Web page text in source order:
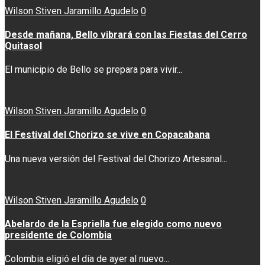
Wilson Stiven Jaramillo Agudelo 0
Desde mañana, Bello vibrará con las Fiestas del Cerro
Quitasol
El municipio de Bello se prepara para vivir...
Wilson Stiven Jaramillo Agudelo 0
El Festival del Chorizo se vive en Copacabana
Una nueva versión del Festival del Chorizo Artesanal...
Wilson Stiven Jaramillo Agudelo 0
Abelardo de la Espriella fue elegido como nuevo
presidente de Colombia
Colombia eligió el día de ayer al nuevo...